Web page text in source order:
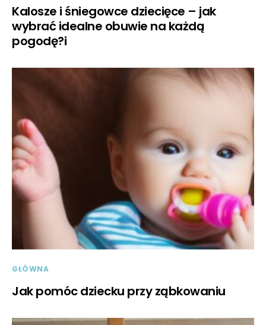
Kalosze i śniegowce dziecięce – jak
wybrać idealne obuwie na każdą
pogodę?i
GŁÓWNA
Jak pomóc dziecku przy ząbkowaniu